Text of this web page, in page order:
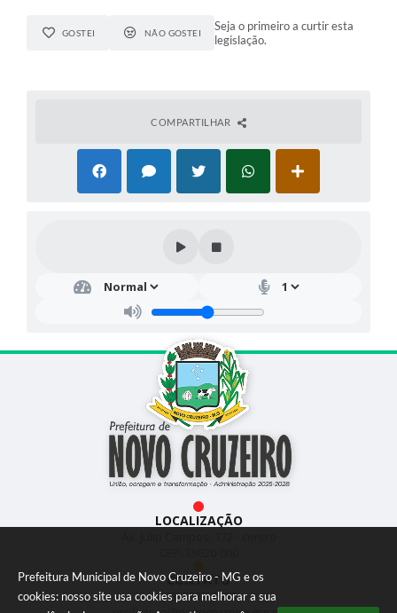
Prefeitura Municipal de Novo Cruzeiro - MG e os
cookies: nosso site usa cookies para melhorar a sua
GOSTEI NÃO GOSTEI
Seja o primeiro a curtir esta
legislação.
COMPARTILHAR
LOCALIZAÇÃO
CONTATO
(33) 3533-1897